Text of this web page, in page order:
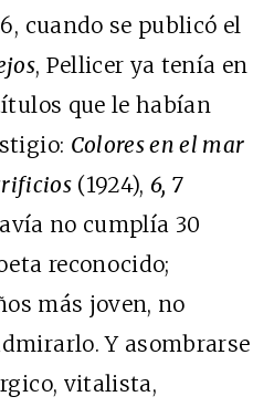
cuando se publicó el
, Pellicer ya tenía en
que le habían
Colores en el mar
(1924), 6, 7
no cumplía 30
reconocido;
más joven, no
Y asombrarse
vitalista,